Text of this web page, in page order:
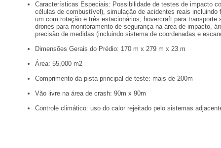
Características Especiais: Possibilidade de testes de impacto
células de combustível), simulação de acidentes reais
um com rotação e três estacionários, hovercraft para
drones para monitoramento de segurança na área de impacto,
precisão de medidas (incluindo sistema de coordenadas e
Dimensões Gerais do Prédio: 170 m x 279 m x 23 m
Área: 55,000 m2
Comprimento da pista principal de teste: mais de 200m
Vão livre na área de crash: 90m x 90m
Controle climático: uso do calor rejeitado pelo sistemas